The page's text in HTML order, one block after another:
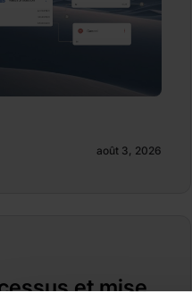
août 3, 2026
et mise